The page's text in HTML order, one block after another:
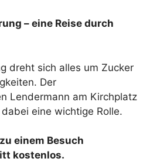
– eine Reise durch
dreht sich alles um Zucker
Der
Lendermann am Kirchplatz
eine wichtige Rolle.
einem Besuch
kostenlos.